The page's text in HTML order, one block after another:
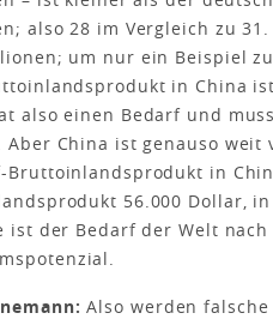
also 28 im Vergleich zu
um nur ein Beispiel
in China
also einen Bedarf und
China ist genauso weit
Bruttoinlandsprodukt in
56.000 Dollar,
ist der Bedarf der Welt
Also werden